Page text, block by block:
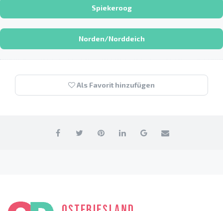
Spiekeroog
Norden/Norddeich
Als Favorit hinzufügen